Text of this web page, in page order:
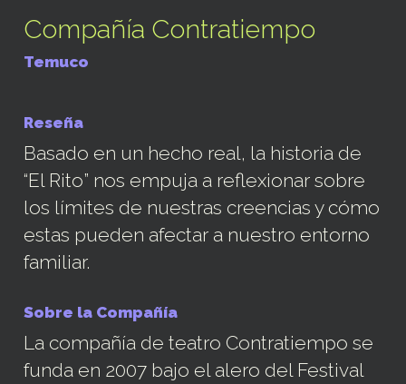
Compañía Contratiempo
Temuco
Reseña
Basado en un hecho real, la historia de
“El Rito” nos empuja a reflexionar sobre
los límites de nuestras creencias y cómo
estas pueden afectar a nuestro entorno
familiar.
Sobre la Compañía
La compañía de teatro Contratiempo se
funda en 2007 bajo el alero del Festival